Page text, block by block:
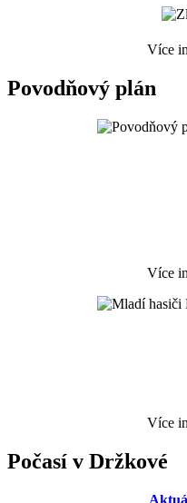
Více
Povodňový plán
Více
Více
Počasí v Držkové